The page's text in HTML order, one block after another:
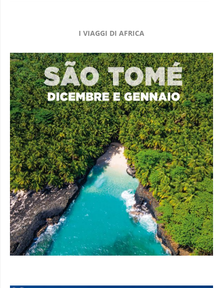
I VIAGGI DI AFRICA